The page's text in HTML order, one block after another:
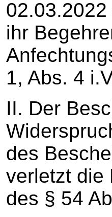
ihr
1, Abs. 4
II. Der
des
verletzt die
des § 54